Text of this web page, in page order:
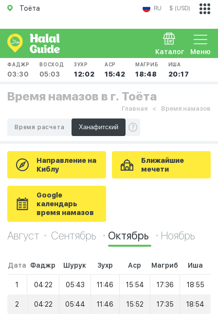
Тоёта RU $ (USD)
Меню
Каталог
ФАДЖР
03:30
ВОСХОД
05:03
ЗУХР
12:02
АСР
15:42
МАГРИБ
18:48
ИША
20:17
Время намазов в г. Тоёта
Главная Время намазов
Время расчета
Направление на
Киблу
Ближайшие
мечети
Google
календарь
время намазов
Август Сентябрь Октябрь Ноябрь
Дата Фаджр Шурук Зухр Аср Магриб Иша
1 04:22 05:43 11:46 15:54 17:36 18:55
2 04:22 05:44 11:46 15:52 17:35 18:54